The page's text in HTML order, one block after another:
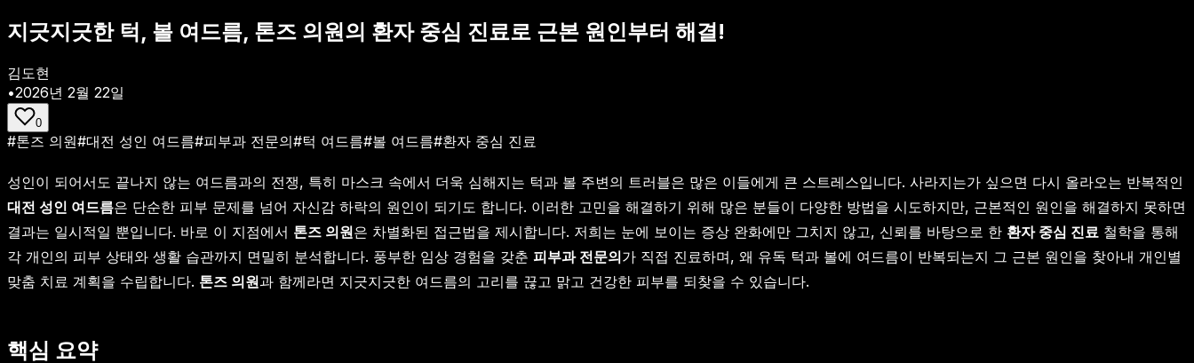
지긋지긋한 턱, 볼 여드름, 톤즈 의원의 환자 중심 진료로 근본 원인부터 해결!
김도현
•2026년 2월 22일
0
#톤즈 의원#대전 성인 여드름#피부과 전문의#턱 여드름#볼 여드름#환자 중심 진료
성인이 되어서도 끝나지 않는 여드름과의 전쟁, 특히 마스크 속에서 더욱 심해지는 턱과 볼 주변의 트러블은 많은 이들에게 큰 스트레스입니다. 사라지는가 싶으면 다시 올라오는 반복적인
대전 성인 여드름은 단순한 피부 문제를 넘어 자신감 하락의 원인이 되기도 합니다. 이러한 고민을 해결하기 위해 많은 분들이 다양한 방법을 시도하지만, 근본적인 원인을 해결하지 못하면
결과는 일시적일 뿐입니다. 바로 이 지점에서 톤즈 의원은 차별화된 접근법을 제시합니다. 저희는 눈에 보이는 증상 완화에만 그치지 않고, 신뢰를 바탕으로 한 환자 중심 진료 철학을 통해
각 개인의 피부 상태와 생활 습관까지 면밀히 분석합니다. 풍부한 임상 경험을 갖춘 피부과 전문의가 직접 진료하며, 왜 유독 턱과 볼에 여드름이 반복되는지 그 근본 원인을 찾아내 개인별
맞춤 치료 계획을 수립합니다. 톤즈 의원과 함께라면 지긋지긋한 여드름의 고리를 끊고 맑고 건강한 피부를 되찾을 수 있습니다.
핵심 요약